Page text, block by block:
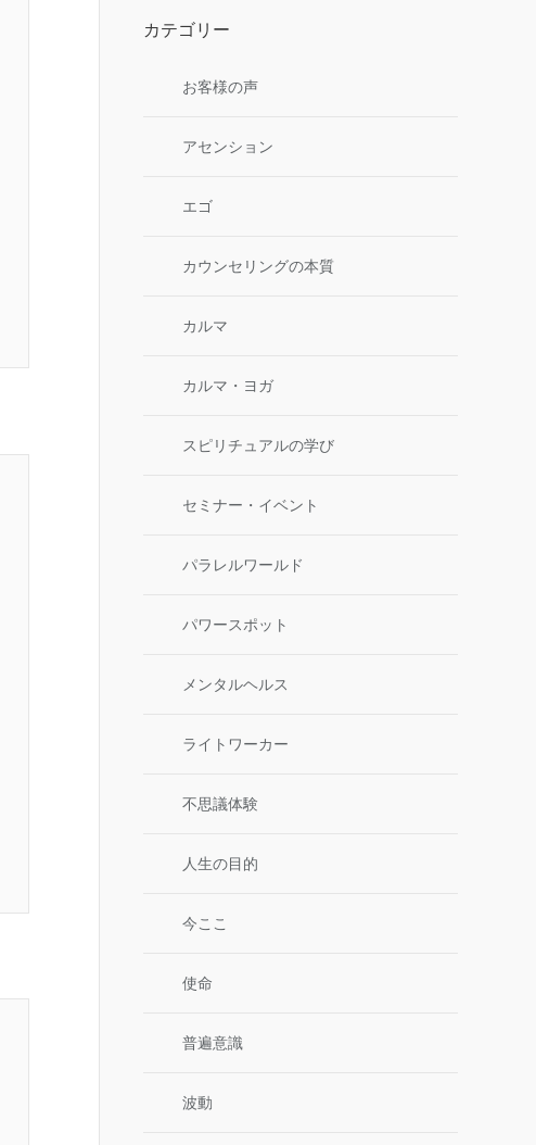
カテゴリー
お客様の声
アセンション
エゴ
カウンセリングの本質
カルマ
カルマ・ヨガ
スピリチュアルの学び
セミナー・イベント
パラレルワールド
パワースポット
メンタルヘルス
ライトワーカー
不思議体験
人生の目的
今ここ
使命
普遍意識
波動